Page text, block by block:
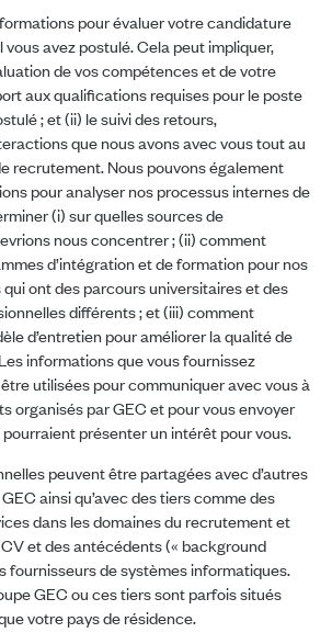
pour évaluer votre candidature
avez postulé. Cela peut impliquer,
de vos compétences et de votre
aux qualifications requises pour le poste
; et (ii) le suivi des retours,
que nous avons avec vous tout au
recrutement. Nous pouvons également
pour analyser nos processus internes de
(i) sur quelles sources de
nous concentrer ; (ii) comment
d’intégration et de formation pour nos
ont des parcours universitaires et des
différents ; et (iii) comment
d’entretien pour améliorer la qualité de
informations que vous fournissez
utilisées pour communiquer avec vous à
organisés par GEC et pour vous envoyer
présenter un intérêt pour vous.
peuvent être partagées avec d’autres
ainsi qu’avec des tiers comme des
dans les domaines du recrutement et
et des antécédents (« background
fournisseurs de systèmes informatiques.
GEC ou ces tiers sont parfois situés
votre pays de résidence.